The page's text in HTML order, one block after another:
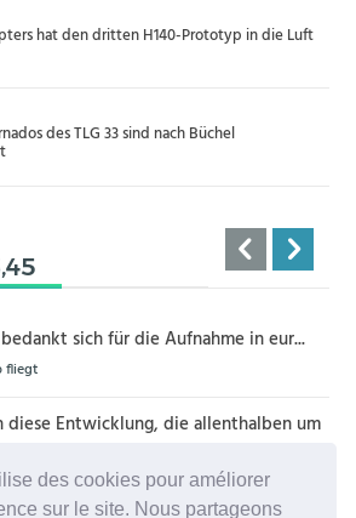
des cookies pour améliorer
sur le site. Nous partageons
hat den dritten H140-Prototyp in die Luft
des TLG 33 sind nach Büchel
sich für die Aufnahme in eur...
fliegt
diese Entwicklung, die allenthalben um
wird zerlegt, die Legende lebt weiter